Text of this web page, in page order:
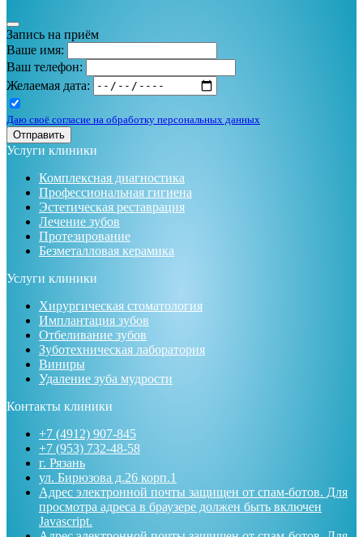
Запись на приём
Ваше имя:
Ваш телефон:
Желаемая дата:
Даю своё согласие на обработку персональных данных
Отправить
Услуги клиники
Комплексная диагностика
Профессиональная гигиена
Эстетическая реставрация
Лечение зубов
Протезирование
Безметалловая керамика
Услуги клиники
Хирургическая стоматология
Имплантация зубов
Отбеливание зубов
Зуботехническая лаборатория
Виниры
Удаление зуба мудрости
Контакты клиники
+7 (4912) 907-845
+7 (953) 732-48-58
г. Рязань
ул. Бирюзова д.26 корп.1
Адрес электронной почты защищен от спам-ботов. Для
просмотра адреса в браузере должен быть включен
Javascript.